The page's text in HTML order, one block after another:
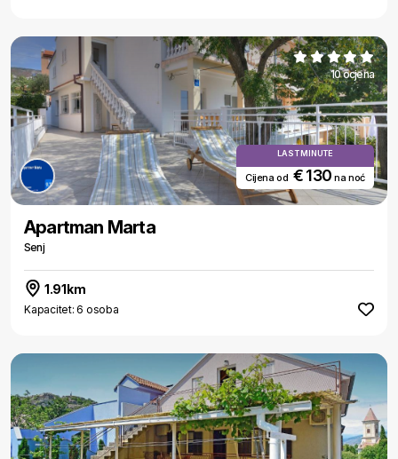
10 ocjena
LAST MINUTE
Cijena od € 130na noć
Apartman Marta
Senj
1.91km
Kapacitet: 6 osoba